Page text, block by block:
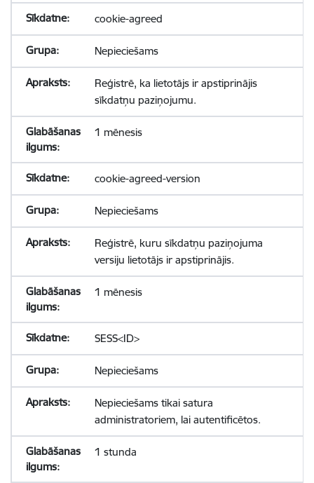
cookie-agreed
Nepieciešams
Reģistrē, ka lietotājs ir apstiprinājis
sīkdatņu paziņojumu.
1 mēnesis
cookie-agreed-version
Nepieciešams
Reģistrē, kuru sīkdatņu paziņojuma
versiju lietotājs ir apstiprinājis.
1 mēnesis
SESS<ID>
Nepieciešams
Nepieciešams tikai satura
administratoriem, lai autentificētos.
1 stunda